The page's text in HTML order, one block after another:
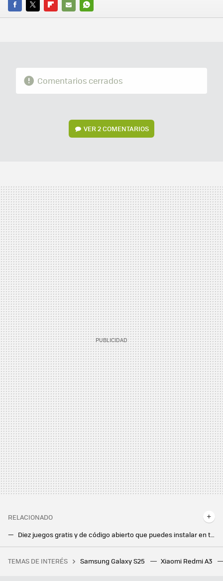
FACEBOOK
TWITTERFLIPBOARD
E-
WHATSAPP
Comentarios cerrados
VER2 COMENTARIOS
RELACIONADO
Diez juegos gratis y de código abierto que puedes instalar en tu Android
Zenless Zone Zero ya tiene descarga en Play Store. Cómo jugar en Android al ultimo juego gratis de HoYoverse
El gobierno de Argentina ahora quiere regular a los influencers y sus canjes, habrá multas si no los tributan
TEMAS DE INTERÉS Samsung Galaxy S25 Xiaomi Redmi A3